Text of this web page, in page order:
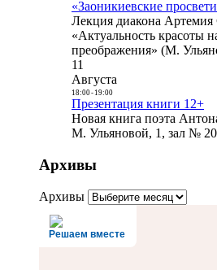
«Заоникиевские
Лекция диакона Артемия
«Актуальность красоты
преображения» (М.
11
Августа
18:00- 19:00
Презентация книги 12+
Новая книга поэта
М. Ульяновой, 1, зал №
Архивы
Архивы
Решаем вместе